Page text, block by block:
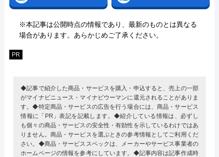
※本記事は公開時点の情報であり、最新のものとは異なる
場合があります。あらかじめご了承ください。
PR
◆記事で紹介した商品・サービスを購入・申込すると、売上の一部
がマイナビニュース・マイナビウーマンに還元されることがありま
す。◆特定商品・サービスの広告を行う場合には、商品・サービス
情報に「PR」表記を記載します。◆紹介している情報は、必ずし
も個々の商品・サービスの安全性・有効性を示しているわけではあ
りません。商品・サービスを選ぶときの参考情報としてご利用くだ
さい。◆商品・サービススペックは、メーカーやサービス事業者の
ホームページの情報を参考にしています。◆記事内容は記事作成時